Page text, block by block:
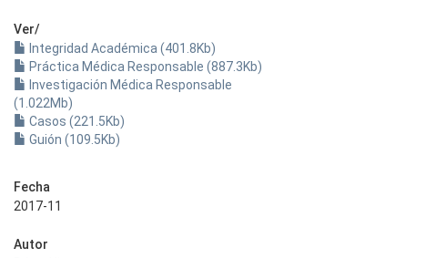
Ver/
Integridad Académica (401.8Kb)
Práctica Médica Responsable (887.3Kb)
Investigación Médica Responsable
(1.022Mb)
Casos (221.5Kb)
Guión (109.5Kb)
Fecha
2017-11
Autor